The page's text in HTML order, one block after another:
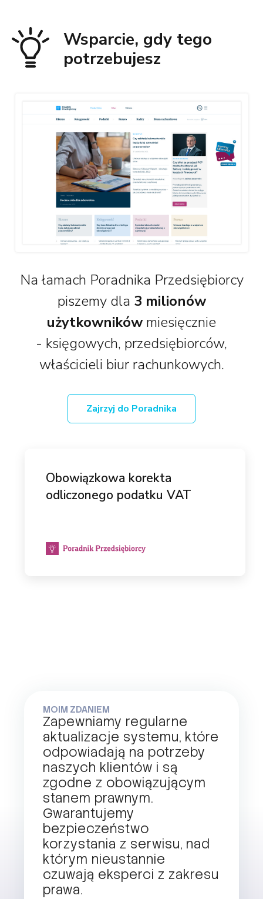
Wsparcie, gdy tego
potrzebujesz
Na łamach Poradnika Przedsiębiorcy
piszemy dla 3 milionów
użytkownikówmiesięcznie
- księgowych, przedsiębiorców,
właścicieli biur rachunkowych.
Zajrzyj do Poradnika
Obowiązkowa korekta
odliczonego podatku VAT
MOIM ZDANIEM
Zapewniamy regularne
aktualizacje systemu, które
odpowiadają na potrzeby
naszych klientów i są
zgodne z obowiązującym
stanem prawnym.
Gwarantujemy
bezpieczeństwo
korzystania z serwisu, nad
którym nieustannie
czuwają eksperci z zakresu
prawa.